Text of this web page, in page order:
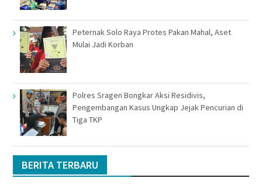
Peternak Solo Raya Protes Pakan Mahal, Aset
Mulai Jadi Korban
Polres Sragen Bongkar Aksi Residivis,
Pengembangan Kasus Ungkap Jejak Pencurian di
Tiga TKP
BERITA TERBARU